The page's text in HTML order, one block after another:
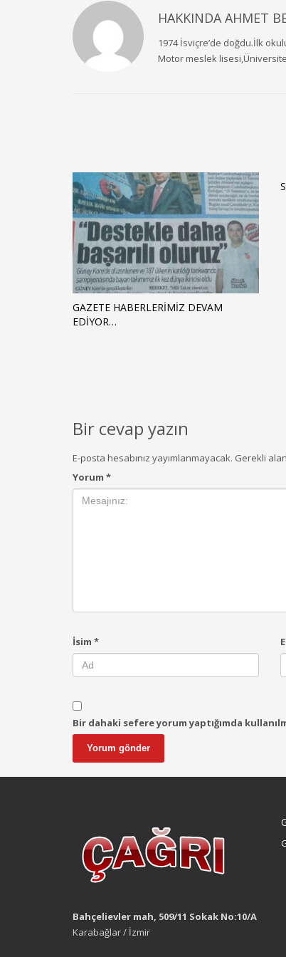
HAKKINDAAHMET
1974 İsviçre’de doğdu.İlk
Motor meslek
GAZETE HABERLERİMİZ DEVAM
EDİYOR…
Bir cevap yazın
E-posta hesabınız yayımlanmayacak. Gerekli
Yorum *
İsim *
Bir dahaki sefere yorum yaptığımda
Bahçelievler mah, 509/11 Sokak No:10/A
Karabağlar / İzmir